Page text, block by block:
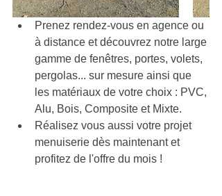
Prenez rendez-vous en agence ou
à distance et découvrez notre large
gamme de fenêtres, portes, volets,
pergolas... sur mesure ainsi que
les matériaux de votre choix : PVC,
Alu, Bois, Composite et Mixte.
Réalisez vous aussi votre projet
menuiserie dès maintenant et
profitez de l'offre du mois !